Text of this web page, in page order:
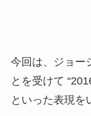
今回は、ジョー
とを受けて
といった表現を